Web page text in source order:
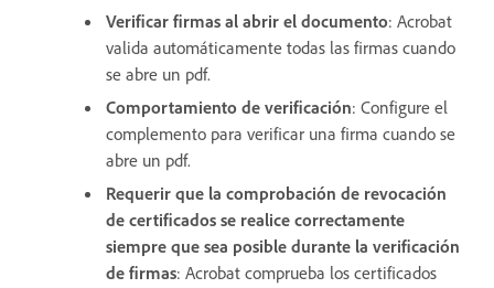
Verificar firmas al abrir el documento: Acrobat
valida automáticamente todas las firmas cuando
se abre un pdf.
Comportamiento de verificación: Configure el
complemento para verificar una firma cuando se
abre un pdf.
Requerir que la comprobación de revocación
de certificados se realice correctamente
siempre que sea posible durante la verificación
de firmas: Acrobat comprueba los certificados